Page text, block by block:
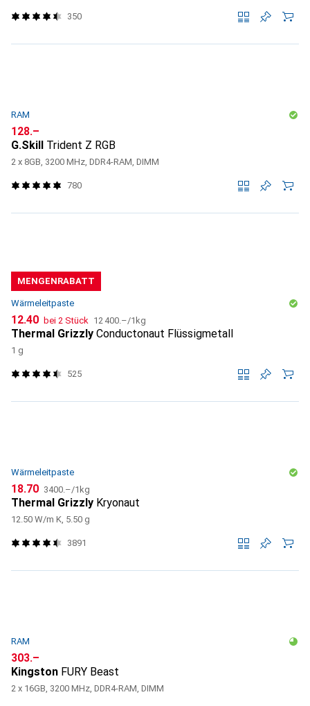
350
RAM
CHF
128.–
G.Skill Trident Z RGB
2 x 8GB, 3200 MHz, DDR4-RAM, DIMM
780
MENGENRABATT
Wärmeleitpaste
CHF
12.40 bei 2 Stück CHF
12 400.–/1kg
Thermal Grizzly Conductonaut Flüssigmetall
1 g
525
Wärmeleitpaste
CHF
18.70 CHF
3400.–/1kg
Thermal Grizzly Kryonaut
12.50 W/m K, 5.50 g
3891
RAM
CHF
303.–
Kingston FURY Beast
2 x 16GB, 3200 MHz, DDR4-RAM, DIMM